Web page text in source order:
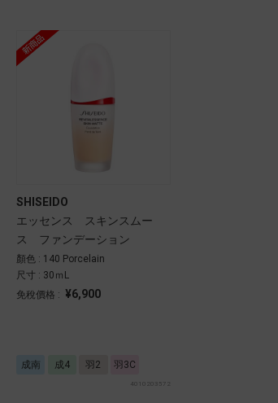
SHISEIDO
エッセンス スキンスムー
ス ファンデーション
顏色 : 140 Porcelain
尺寸 : 30ｍL
免稅價格 : ¥6,900
成南 成4 羽2 羽3C
4010203572